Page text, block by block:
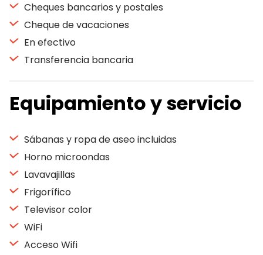
Cheques bancarios y postales
Cheque de vacaciones
En efectivo
Transferencia bancaria
Equipamiento y servicio
Sábanas y ropa de aseo incluidas
Horno microondas
Lavavajillas
Frigorífico
Televisor color
WiFi
Acceso Wifi